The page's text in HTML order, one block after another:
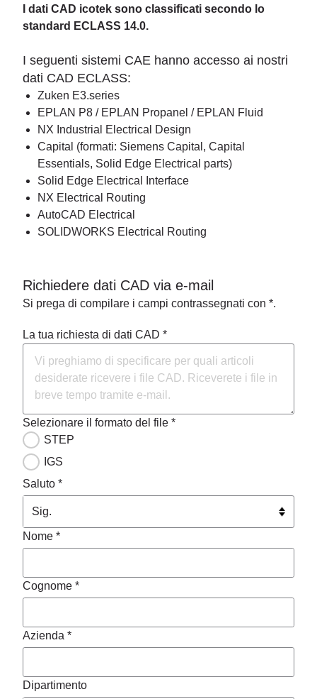
I dati CAD icotek sono classificati secondo lo
standard ECLASS 14.0.
I seguenti sistemi CAE hanno accesso ai nostri
dati CAD ECLASS:
Zuken E3.series
EPLAN P8 / EPLAN Propanel / EPLAN Fluid
NX Industrial Electrical Design
Capital (formati: Siemens Capital, Capital
Essentials, Solid Edge Electrical parts)
Solid Edge Electrical Interface
NX Electrical Routing
AutoCAD Electrical
SOLIDWORKS Electrical Routing
Richiedere dati CAD via e-mail
Si prega di compilare i campi contrassegnati con *.
La tua richiesta di dati CAD *
Selezionare il formato del file *
STEP
IGS
Saluto *
Nome *
Cognome *
Azienda *
Dipartimento